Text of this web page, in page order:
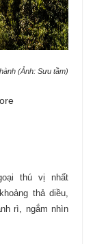
(Ảnh: Sưu tầm)
thú vị nhất
thả diều,
rì, ngắm nhìn